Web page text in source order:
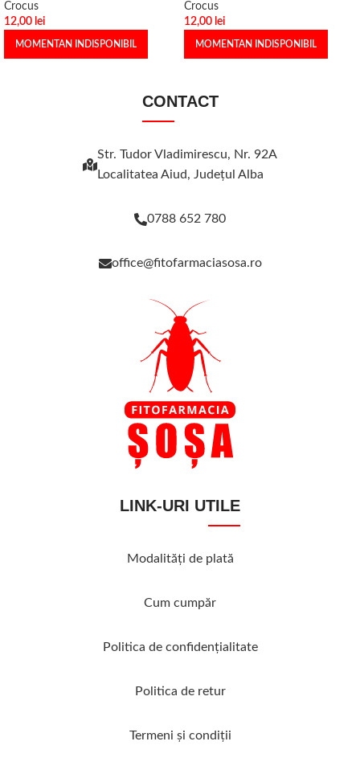
Crocus
12,00 lei
MOMENTAN INDISPONIBIL
Crocus
12,00 lei
MOMENTAN INDISPONIBIL
CONTACT
Str. Tudor Vladimirescu, Nr. 92A
Localitatea Aiud, Judeţul Alba
0788 652 780
office@fitofarmaciasosa.ro
LINK-URI UTILE
Modalităţi de plată
Cum cumpăr
Politica de confidenţialitate
Politica de retur
Termeni şi condiţii